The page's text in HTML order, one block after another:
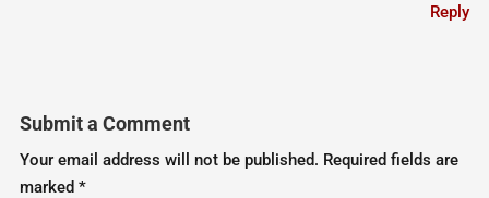
Reply
Submit a Comment
Your email address will not be published. Required fields are
marked *